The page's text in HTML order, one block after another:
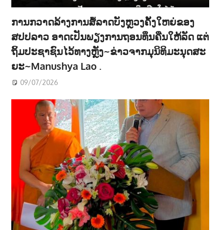
ການກວາດລ້າງການສໍ້ລາດບັງຫຼວງຄັ້ງໃຫຍ່ຂອງ
ສປປລາວ ອາດເປັນພຽງການຖອນທຶນຄືນໃຫ້ລັດ ແຕ່
ຖິ້ມປະຊາຊົນໄວ້ທາງຫຼັງ~ຂ່າວຈາກມຸນິທິມະນຸດສະ
ຍະ~Manushya Lao .
09/07/2026